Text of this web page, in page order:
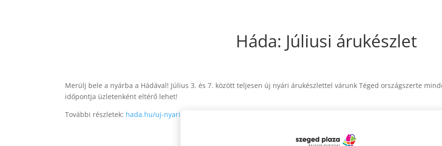
Háda: Júliusi árukészlet
Merülj bele a nyárba a Hádával! Július 3. és 7. között teljesen új nyári árukészlettel várunk Téged országszerte
időpontja üzletenként eltérő lehet!
További részletek: hada.hu/uj-nyari-arukeszlet/